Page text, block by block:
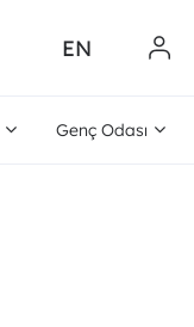
EN
Genç Odası